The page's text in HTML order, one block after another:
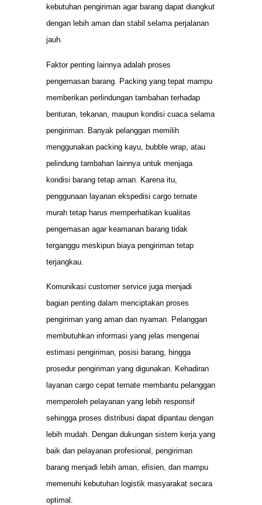
kebutuhan pengiriman agar barang dapat diangkut
dengan lebih aman dan stabil selama perjalanan
jauh.
Faktor penting lainnya adalah proses
pengemasan barang. Packing yang tepat mampu
memberikan perlindungan tambahan terhadap
benturan, tekanan, maupun kondisi cuaca selama
pengiriman. Banyak pelanggan memilih
menggunakan packing kayu, bubble wrap, atau
pelindung tambahan lainnya untuk menjaga
kondisi barang tetap aman. Karena itu,
penggunaan layanan ekspedisi cargo ternate
murah tetap harus memperhatikan kualitas
pengemasan agar keamanan barang tidak
terganggu meskipun biaya pengiriman tetap
terjangkau.
Komunikasi customer service juga menjadi
bagian penting dalam menciptakan proses
pengiriman yang aman dan nyaman. Pelanggan
membutuhkan informasi yang jelas mengenai
estimasi pengiriman, posisi barang, hingga
prosedur pengiriman yang digunakan. Kehadiran
layanan cargo cepat ternate membantu pelanggan
memperoleh pelayanan yang lebih responsif
sehingga proses distribusi dapat dipantau dengan
lebih mudah. Dengan dukungan sistem kerja yang
baik dan pelayanan profesional, pengiriman
barang menjadi lebih aman, efisien, dan mampu
memenuhi kebutuhan logistik masyarakat secara
optimal.